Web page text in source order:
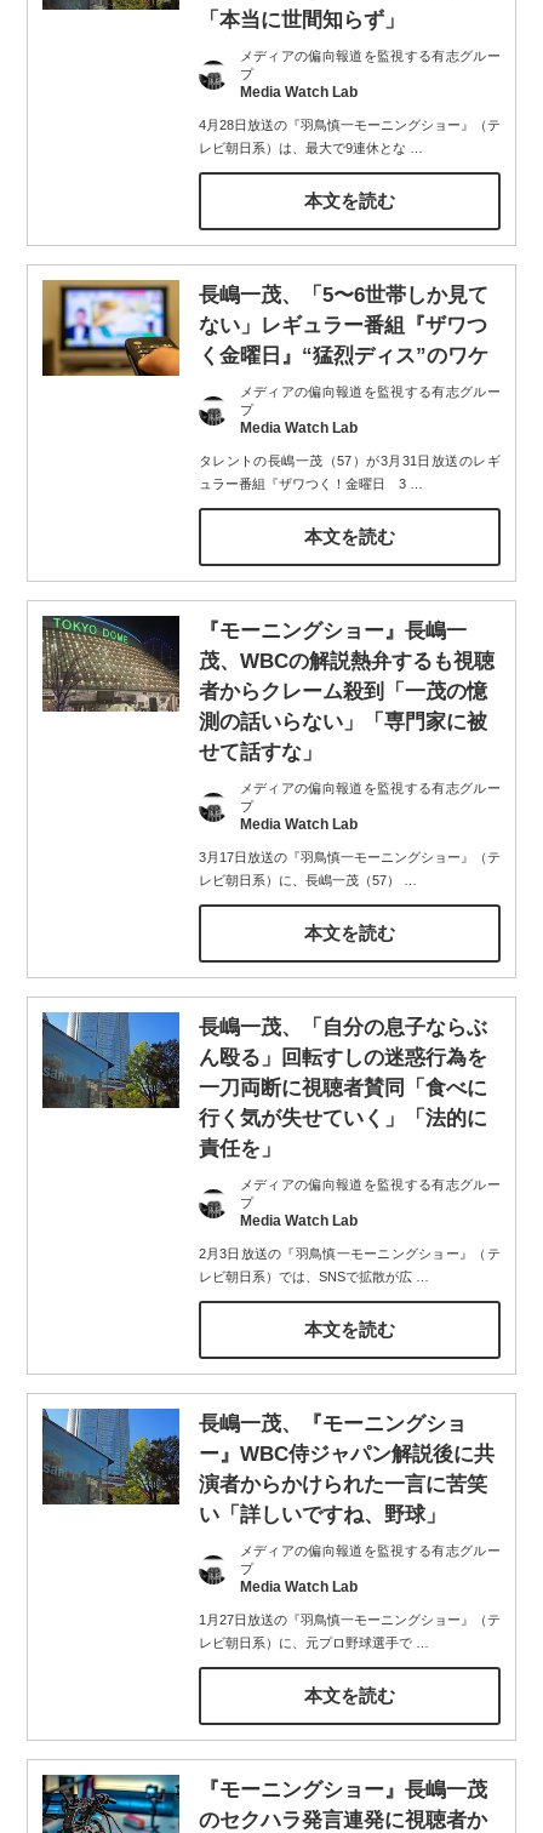
「本当に世間知らず」
メディアの偏向報道を監視する有志グルー
プ
Media Watch Lab
4月28日放送の『羽鳥慎一モーニングショー』（テ
レビ朝日系）は、最大で9連休とな
本文を読む
長嶋一茂、「5〜6世帯しか見て
ない」レギュラー番組『ザワつ
く金曜日』“猛烈ディス”のワケ
メディアの偏向報道を監視する有志グルー
プ
Media Watch Lab
タレントの長嶋一茂（57）が3月31日放送のレギ
ュラー番組『ザワつく！金曜日 3…
本文を読む
『モーニングショー』長嶋一
茂、WBCの解説熱弁するも視聴
者からクレーム殺到「一茂の憶
測の話いらない」「専門家に被
せて話すな」
メディアの偏向報道を監視する有志グルー
プ
Media Watch Lab
3月17日放送の『羽鳥慎一モーニングショー』（テ
レビ朝日系）に、長嶋一茂（57）
本文を読む
長嶋一茂、「自分の息子ならぶ
ん殴る」回転すしの迷惑行為を
一刀両断に視聴者賛同「食べに
行く気が失せていく」「法的に
責任を」
メディアの偏向報道を監視する有志グルー
プ
Media Watch Lab
2月3日放送の『羽鳥慎一モーニングショー』（テ
レビ朝日系）では、SNSで拡散が広…
本文を読む
長嶋一茂、『モーニングショ
ー』WBC侍ジャパン解説後に共
演者からかけられた一言に苦笑
い「詳しいですね、野球」
メディアの偏向報道を監視する有志グルー
プ
Media Watch Lab
1月27日放送の『羽鳥慎一モーニングショー』（テ
レビ朝日系）に、元プロ野球選手で…
本文を読む
『モーニングショー』長嶋一茂
のセクハラ発言連発に視聴者か